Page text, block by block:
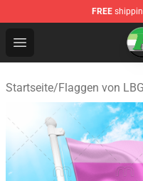
FREE
Open menu
Aromantic Flag
Startseite/Flaggen von